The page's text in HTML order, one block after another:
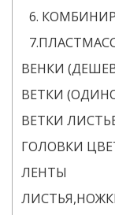
6.
ВЕНКИ
ВЕТКИ
ВЕТКИ
ГОЛОВКИ
ЛЕНТЫ